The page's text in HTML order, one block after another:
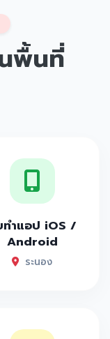
นพื้นที่
ทำแอป iOS /
Android
ระนอง